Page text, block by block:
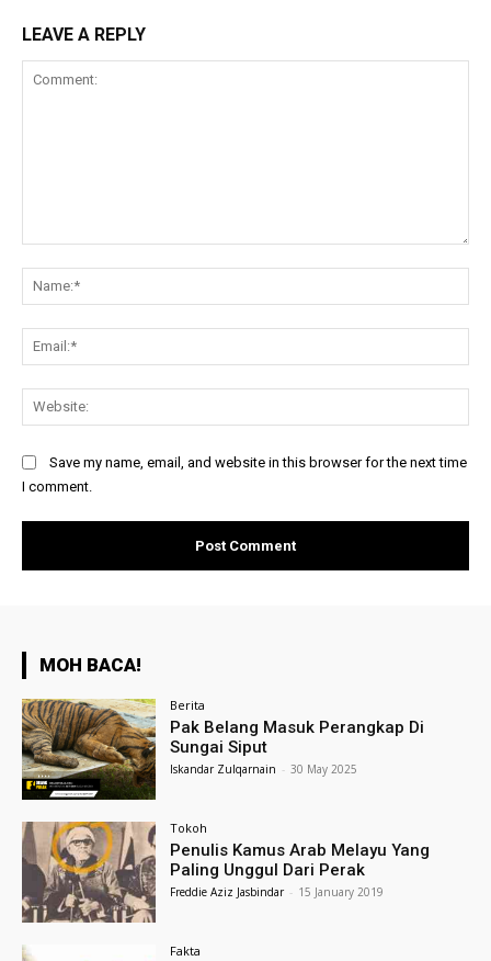
LEAVE A REPLY
Save my name, email, and website in this browser for the next time
I comment.
MOH BACA!
Berita
Pak Belang Masuk Perangkap Di
Sungai Siput
Iskandar Zulqarnain - 30 May 2025
Tokoh
Penulis Kamus Arab Melayu Yang
Paling Unggul Dari Perak
Freddie Aziz Jasbindar - 15 January 2019
Fakta